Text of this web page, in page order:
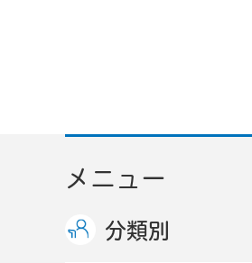
メニュー
分類別